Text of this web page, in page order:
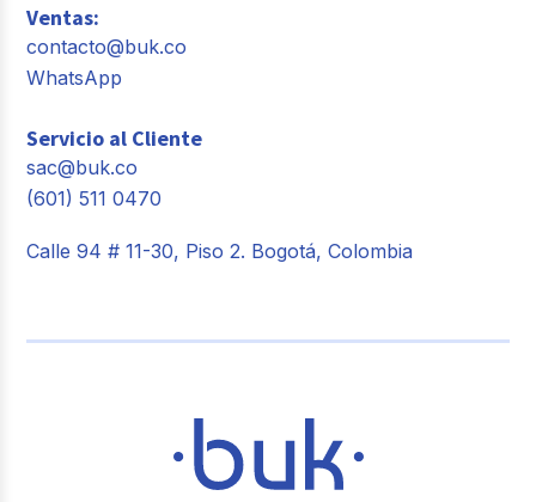
Ventas:
contacto@buk.co
WhatsApp
Servicio al Cliente
sac@buk.co
(601) 511 0470
Calle 94 # 11-30, Piso 2. Bogotá, Colombia